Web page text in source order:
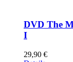
DVD The
I
29,90 €